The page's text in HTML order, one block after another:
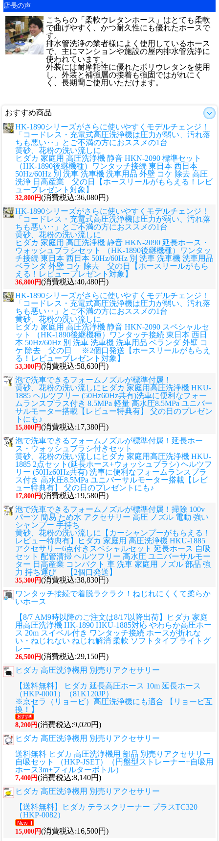
店長の声
こちらの「柔軟ウレタンホース」はとても柔軟
で曲げやすく、かつ耐久性にも優れたホースで
す。
排水管洗浄の業者様によく使用しているホース
で、主にマンションや施設の屋内排水管洗浄に
使われています。
外装には耐摩耗性に優れたポリウレタンを使用
し、外装と補強層の接着も強固ではがれにく
く、長期間ご使用いただけます。
おすすめ商品
HK-1890シリーズがさらに使いやすくモデルチェンジ！
「コードレス・充電式高圧洗浄機は圧力が弱い、汚れ落
ちも悪い‥」とご不満の方におススメの1台
黄砂、花粉の洗い流しに
ヒダカ 家庭用 高圧洗浄機 静音 HKN-2090 標準セット
（HK-1890後継機種）ワンタッチ接続 東日本 西日本
50Hz/60Hz 別 洗車 洗車機 洗車用品 外壁 コケ 除去 高圧
洗浄 日高産業 父の日【ホースリールがもらえる！レビ
ュープレゼント対象】
32,800円(消費税込:36,080円)
HK-1890シリーズがさらに使いやすくモデルチェンジ！
「コードレス・充電式高圧洗浄機は圧力が弱い、汚れ落
ちも悪い‥」とご不満の方におススメの1台
黄砂、花粉の洗い流しに
ヒダカ 家庭用 高圧洗浄機 静音 HKN-2090 延長ホース・
ウォッシュブラシセット （HK-1890後継機種）ワンタッ
チ接続 東日本 西日本 50Hz/60Hz 別 洗車 洗車機 洗車用品
ベランダ 外壁 コケ 除去 父の日【ホースリールがもら
える！レビュープレゼント対象】
36,800円(消費税込:40,480円)
HK-1890シリーズがさらに使いやすくモデルチェンジ！
「コードレス・充電式高圧洗浄機は圧力が弱い、汚れ落
ちも悪い‥」とご不満の方におススメの1台
黄砂、花粉の洗い流しに
ヒダカ 家庭用 高圧洗浄機 静音 HKN-2090 スペシャルセ
ット （HK-1890後継機種）ワンタッチ接続 東日本 西日
本 50Hz/60Hz 別 洗車 洗車機 洗車用品 ベランダ 外壁 コ
ケ 除去 父の日 ※2個口発送【ホースリールがもらえ
る！レビュープレゼント対象】
53,300円(消費税込:58,630円)
泡で洗車できるフォームノズルが標準付属！
黄砂、花粉の洗い流しに ヒダカ 家庭用高圧洗浄機 HKU-
1885 ヘルツフリー (50Hz60Hz共有)洗車に便利なフォー
ムランスプラス付き 8.5MPa 軽量 高水圧8.5MPa ユニバー
サルモーター搭載【レビュー特典有】 父の日のプレゼン
トにも♪
15,800円(消費税込:17,380円)
泡で洗車できるフォームノズルが標準付属！延長ホー
ス・ウォッシュブラシ付きセット
黄砂、花粉の洗い流しに ヒダカ 家庭用高圧洗浄機 HKU-
1885 2点セット(延長ホース+ウォッシュブラシ) ヘルツフ
リー (50Hz60Hz共有) 洗車に便利なフォームランスプラ
ス付き 高水圧8.5MPa ユニバーサルモーター搭載【レビ
ュー特典有】 父の日のプレゼントにも♪
17,800円(消費税込:19,580円)
泡で洗車できるフォームノズルが標準付属！掃除 100v
パーツ 簡易 ため水 アクセサリー 高圧 ノズル 電動 強い
シャンプー 手持ち
黄砂、花粉の洗い流しに
【カーシャンプーがもらえる！
レビュー特典有】ヒダカ 家庭用 高圧洗浄機 HKU-1885
アクセサリー6点付きスペシャルセット 延長ホース 自吸
セット 配管清掃 ヘルツフリー 高水圧 ユニバーサルモー
ター 日高産業 コンパクト 車 洗車 家庭用 ノズル 部品 強
力 持ち運び 【2個口発送】
35,300円(消費税込:38,830円)
ワンタッチ接続で着脱ラクラク！ねじれにくくて柔らか
いホース
【8/7 AM9時以降のご注文は8/17以降出荷】ヒダカ 家庭
用高圧洗浄機 HK-1890 HKU-1885対応 やわらか高圧ホー
ス 20m スイベル付き ワンタッチ接続 ホースが折れな
い・ねじれない ねじれ解消 柔軟 ソフトタイプ ライトグ
レー
26,500円(消費税込:29,150円)
ヒダカ 高圧洗浄機用 別売りアクセサリー
【送料無料】 ヒダカ 延長高圧ホース 10m 延長ホース
（HKP-0001）（81K120JP）
※京セラ（リョービ）高圧洗浄機にも適合 【リョービ互
換！】
8,200円(消費税込:9,020円)
ヒダカ 高圧洗浄機用 別売りアクセサリー
送料無料 ヒダカ 高圧洗浄機用 部品 別売りアクセサリー
自吸セット （HKP-JSET）（円盤型ストレーナー+自吸用
ホース3m+フィルターボトル）
7,400円(消費税込:8,140円)
ヒダカ 高圧洗浄機用 別売りアクセサリー
【送料無料】ヒダカ テラスクリーナー プラスTC320
（HKP-0082）
15,000円(消費税込:16,500円)